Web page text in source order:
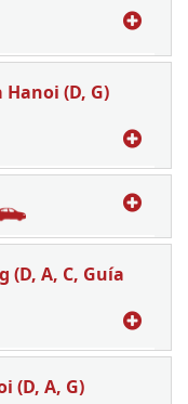
Hanoi (D, G)
(D, A, C, Guía
(D, A, G)